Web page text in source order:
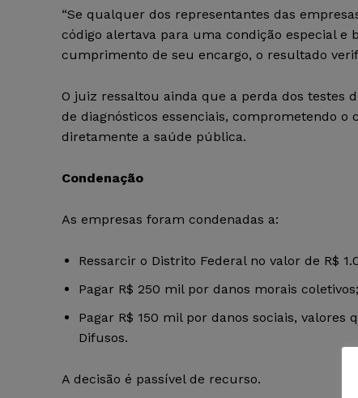
“Se qualquer dos representantes das
código alertava para uma condição especial e
cumprimento de seu encargo, o resultado
O juiz ressaltou ainda que a perda dos testes
de diagnósticos essenciais, comprometendo
diretamente a saúde pública.
Condenação
As empresas foram condenadas a:
Ressarcir o Distrito Federal no valor de R$
Pagar R$ 250 mil por danos morais coletivos;
Pagar R$ 150 mil por danos sociais, valores
Difusos.
A decisão é passível de recurso.